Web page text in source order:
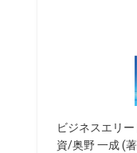
ビジネスエリ
資/奥野 一成 (